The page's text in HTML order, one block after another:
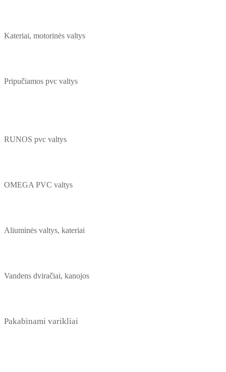
Kateriai, motorinės valtys
Pripučiamos pvc valtys
RUNOS pvc valtys
OMEGA PVC valtys
Aliuminės valtys, kateriai
Vandens dviračiai, kanojos
Pakabinami varikliai